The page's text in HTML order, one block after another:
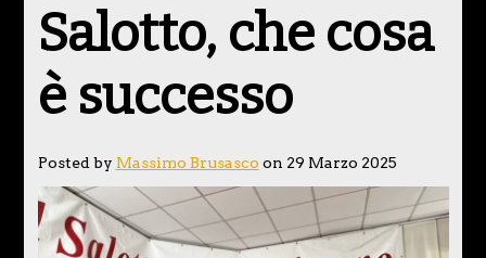
Salotto, che cosa
è successo
Posted by Massimo Brusasco on 29 Marzo 2025